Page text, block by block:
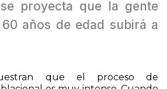
proyecta que la gente
años de edad subirá a